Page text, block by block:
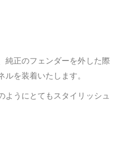
純正のフェンダーを外した際
を装着いたします。
ようにとてもスタイリッシュ